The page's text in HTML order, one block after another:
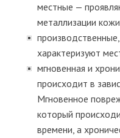
местные —
металлизации
характеризуют
мгновенная и
происходит в
Мгновенное
который
времени, а